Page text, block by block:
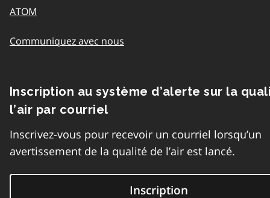
ATOM
Communiquez avec nous
Inscription au système d’alerte sur la
l’air par courriel
Inscrivez-vous pour recevoir un courriel lorsqu’un
avertissement de la qualité de l’air est lancé.
Inscription